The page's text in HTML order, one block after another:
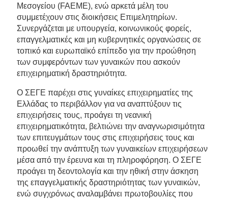
Μεσογείου (FAEME), ενώ αρκετά μέλη του
συμμετέχουν στις διοικήσεις Επιμελητηρίων.
Συνεργάζεται με υπουργεία, κοινωνικούς φορείς,
επαγγελματικές και μη κυβερνητικές οργανώσεις σε
τοπικό και ευρωπαϊκό επίπεδο για την προώθηση
των συμφερόντων των γυναικών που ασκούν
επιχειρηματική δραστηριότητα.
Ο ΣΕΓΕ παρέχει στις γυναίκες επιχειρηματίες της
Ελλάδας το περιβάλλον για να αναπτύξουν τις
επιχειρήσεις τους, προάγει τη νεανική
επιχειρηματικότητα, βελτιώνει την αναγνωρισιμότητα
των επιτευγμάτων τους στις επιχειρήσεις τους και
προωθεί την ανάπτυξη των γυναικείων επιχειρήσεων
μέσα από την έρευνα και τη πληροφόρηση. Ο ΣΕΓΕ
προάγει τη δεοντολογία και την ηθική στην άσκηση
της επαγγελματικής δραστηριότητας των γυναικών,
ενώ συγχρόνως αναλαμβάνει πρωτοβουλίες που